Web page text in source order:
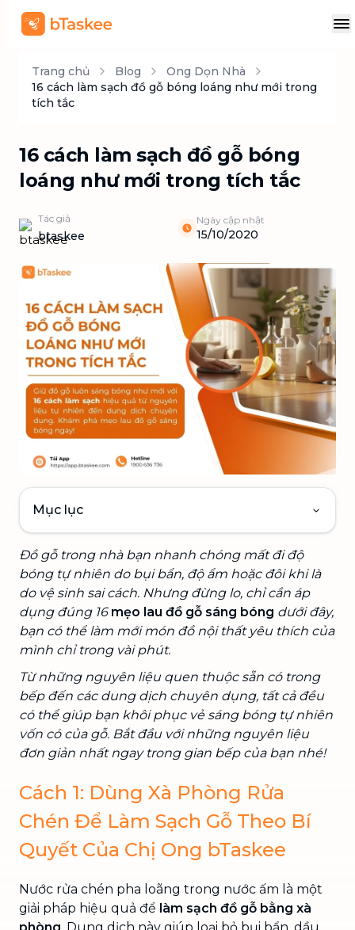
Trang chủ Blog
Ong Dọn Nhà
16 cách làm sạch đồ gỗ bóng loáng như mới trong
tích tắc
16 cách làm sạch đồ gỗ bóng
loáng như mới trong tích tắc
Tác giả
btaskee
Ngày cập nhật
15/10/2020
Mục lục
Đồ gỗ trong nhà bạn nhanh chóng mất đi độ
bóng tự nhiên do bụi bẩn, độ ẩm hoặc đôi khi là
do vệ sinh sai cách. Nhưng đừng lo, chỉ cần áp
dụng đúng 16 mẹo lau đồ gỗ sáng bóng dưới đây,
bạn có thể làm mới món đồ nội thất yêu thích của
mình chỉ trong vài phút.
Từ những nguyên liệu quen thuộc sẵn có trong
bếp đến các dung dịch chuyên dụng, tất cả đều
có thể giúp bạn khôi phục vẻ sáng bóng tự nhiên
vốn có của gỗ. Bắt đầu với những nguyên liệu
đơn giản nhất ngay trong gian bếp của bạn nhé!
Cách 1: Dùng Xà Phòng Rửa
Chén Để Làm Sạch Gỗ Theo Bí
Quyết Của Chị Ong bTaskee
Nước rửa chén pha loãng trong nước ấm là một
giải pháp hiệu quả để làm sạch đồ gỗ bằng xà
phòng. Dung dịch này giúp loại bỏ bụi bẩn, dầu